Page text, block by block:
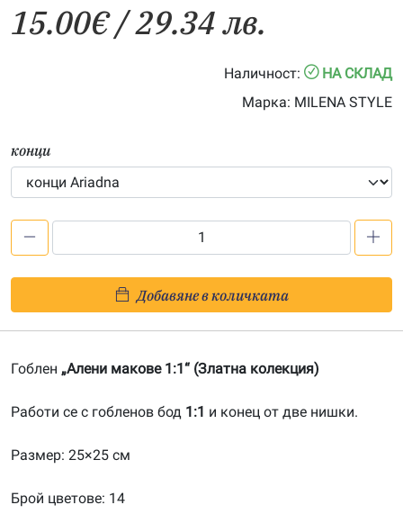
15.00€/ 29.34 лв.
Наличност:
НА СКЛАД
Марка: MILENA STYLE
конци
макове
1:1-
Добавяне в количката
Гоблен „Алени макове 1:1“ (Златна колекция)
Работи се с гобленов бод 1:1 и конец от две нишки.
Размер: 25×25 см
Брой цветове: 14